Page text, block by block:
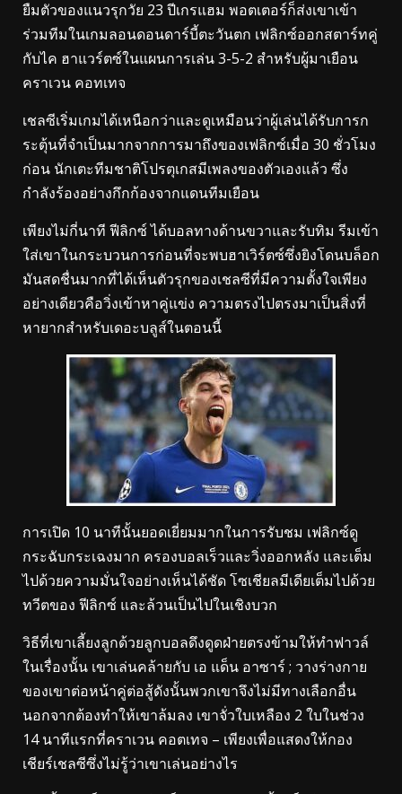
ยืมตัวของแนวรุกวัย 23 ปีเกรแฮม พอตเตอร์ก็ส่งเขาเข้า
ร่วมทีมในเกมลอนดอนดาร์บี้ตะวันตก เฟลิกซ์ออกสตาร์ทคู่
กับไค ฮาแวร์ตซ์ในแผนการเล่น 3-5-2 สำหรับผู้มาเยือน
คราเวน คอทเทจ
เชลซีเริ่มเกมได้เหนือกว่าและดูเหมือนว่าผู้เล่นได้รับการก
ระตุ้นที่จำเป็นมากจากการมาถึงของเฟลิกซ์เมื่อ 30 ชั่วโมง
ก่อน นักเตะทีมชาติโปรตุเกสมีเพลงของตัวเองแล้ว ซึ่ง
กำลังร้องอย่างกึกก้องจากแดนทีมเยือน
เพียงไม่กี่นาที ฟีลิกซ์ ได้บอลทางด้านขวาและรับทิม รีมเข้า
ใส่เขาในกระบวนการก่อนที่จะพบฮาเวิร์ตซ์ซึ่งยิงโดนบล็อก
มันสดชื่นมากที่ได้เห็นตัวรุกของเชลซีที่มีความตั้งใจเพียง
อย่างเดียวคือวิ่งเข้าหาคู่แข่ง ความตรงไปตรงมาเป็นสิ่งที่
หายากสำหรับเดอะบลูส์ในตอนนี้
การเปิด 10 นาทีนั้นยอดเยี่ยมมากในการรับชม เฟลิกซ์ดู
กระฉับกระเฉงมาก ครองบอลเร็วและวิ่งออกหลัง และเต็ม
ไปด้วยความมั่นใจอย่างเห็นได้ชัด โซเชียลมีเดียเต็มไปด้วย
ทวีตของ ฟีลิกซ์ และล้วนเป็นไปในเชิงบวก
วิธีที่เขาเลี้ยงลูกด้วยลูกบอลดึงดูดฝ่ายตรงข้ามให้ทำฟาวล์
ในเรื่องนั้น เขาเล่นคล้ายกับ เอ แด็น อาซาร์ ; วางร่างกาย
ของเขาต่อหน้าคู่ต่อสู้ดังนั้นพวกเขาจึงไม่มีทางเลือกอื่น
นอกจากต้องทำให้เขาล้มลง เขาจั่วใบเหลือง 2 ใบในช่วง
14 นาทีแรกที่คราเวน คอตเทจ – เพียงเพื่อแสดงให้กอง
เชียร์เชลซีซึ่งไม่รู้ว่าเขาเล่นอย่างไร